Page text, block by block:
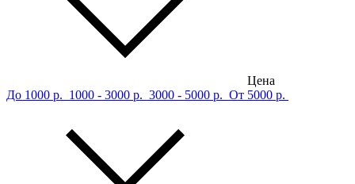
Цена
До 1000 р. 1000 - 3000 р. 3000 - 5000 р. От 5000 р.